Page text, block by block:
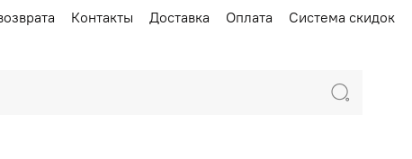
Контакты Доставка Оплата Система скидок